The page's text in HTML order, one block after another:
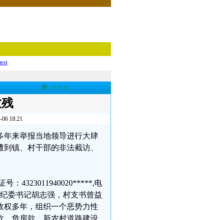
test
荐 ★★★
18:21
年来举报当地领导进行大肆
镇、村干部的非法截访、
号：4323011940020*****,电
委书记胡志强，村支书曾益
多年，组织一个恶势力性
、危房款、新农村道路建设